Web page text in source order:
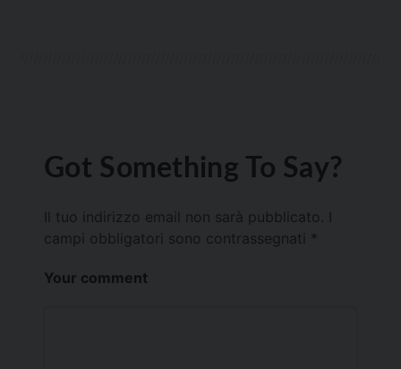
Got Something To Say?
Il tuo indirizzo email non sarà pubblicato.
campi obbligatori sono contrassegnati *
Your comment